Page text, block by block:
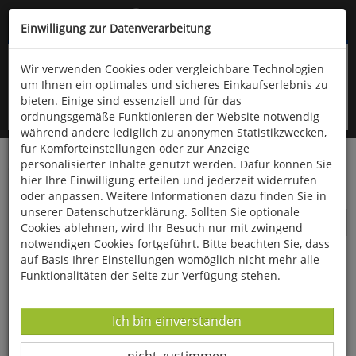
Kompletten Head der Seite überspringen
oder (06766) 9323-960
Startseite Technik & Freizeit
Outdoor & Wandern
Bücher zum Thema Outdoor & Wandern
Bücher zum Thema Outdoor &
Wandern
Einwilligung zur Datenverarbeitung
Wir verwenden Cookies oder vergleichbare Technologien
um Ihnen ein optimales und sicheres Einkaufserlebnis zu
bieten. Einige sind essenziell und für das
ordnungsgemäße Funktionieren der Website notwendig
während andere lediglich zu anonymen Statistikzwecken,
für Komforteinstellungen oder zur Anzeige
personalisierter Inhalte genutzt werden. Dafür können Sie
hier Ihre Einwilligung erteilen und jederzeit widerrufen
oder anpassen. Weitere Informationen dazu finden Sie in
unserer Datenschutzerklärung. Sollten Sie optionale
Cookies ablehnen, wird Ihr Besuch nur mit zwingend
notwendigen Cookies fortgeführt. Bitte beachten Sie, dass
auf Basis Ihrer Einstellungen womöglich nicht mehr alle
Funktionalitäten der Seite zur Verfügung stehen.
Datenverarbeitung -
Ich bin einverstanden